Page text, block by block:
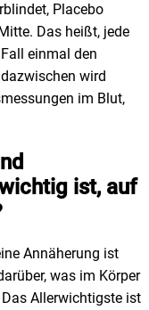
Placebo
Das heißt, jede
einmal den
wird
im Blut,
ist, auf
Annäherung ist
was im Körper
Allerwichtigste ist